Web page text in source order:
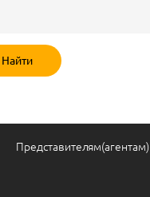
Представителям(агентам)